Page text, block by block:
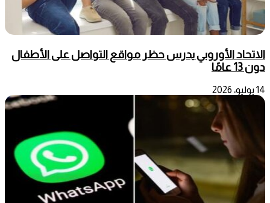
الاتحاد الأوروبي يدرس حظر مواقع التواصل على الأطفال
دون 13 عامًا
14 يوليو، 2026